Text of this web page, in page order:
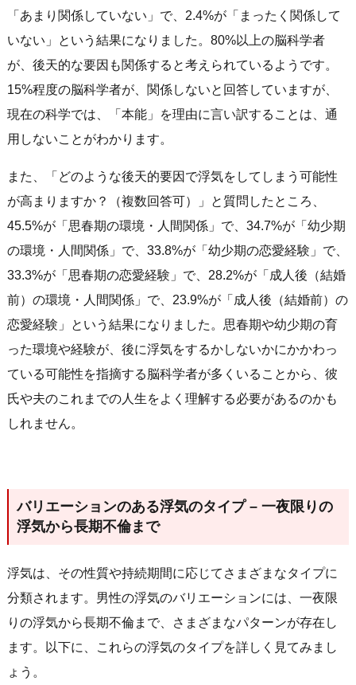
「あまり関係していない」で、2.4%が「まったく関係して
いない」という結果になりました。80%以上の脳科学者
が、後天的な要因も関係すると考えられているようです。
15%程度の脳科学者が、関係しないと回答していますが、
現在の科学では、「本能」を理由に言い訳することは、通
用しないことがわかります。
また、「どのような後天的要因で浮気をしてしまう可能性
が高まりますか？（複数回答可）」と質問したところ、
45.5%が「思春期の環境・人間関係」で、34.7%が「幼少期
の環境・人間関係」で、33.8%が「幼少期の恋愛経験」で、
33.3%が「思春期の恋愛経験」で、28.2%が「成人後（結婚
前）の環境・人間関係」で、23.9%が「成人後（結婚前）の
恋愛経験」という結果になりました。思春期や幼少期の育
った環境や経験が、後に浮気をするかしないかにかかわっ
ている可能性を指摘する脳科学者が多くいることから、彼
氏や夫のこれまでの人生をよく理解する必要があるのかも
しれません。
バリエーションのある浮気のタイプ – 一夜限りの
浮気から長期不倫まで
浮気は、その性質や持続期間に応じてさまざまなタイプに
分類されます。男性の浮気のバリエーションには、一夜限
りの浮気から長期不倫まで、さまざまなパターンが存在し
ます。以下に、これらの浮気のタイプを詳しく見てみまし
ょう。